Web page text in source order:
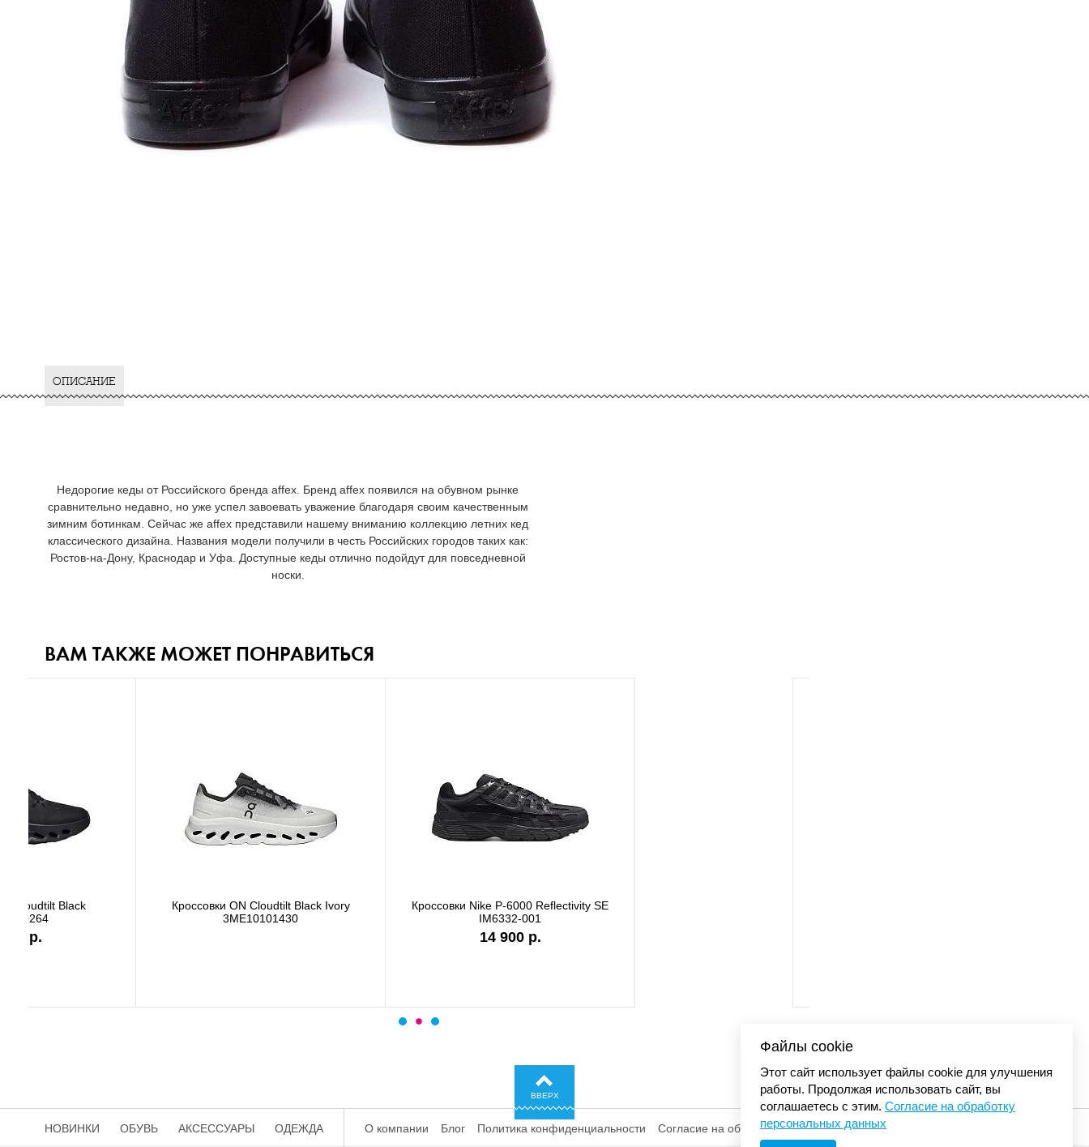
ОПИСАНИЕ
Недорогие кеды от Российского бренда affex. Бренд affex появился на обувном рынке
сравнительно недавно, но уже успел завоевать уважение благодаря своим качественным
зимним ботинкам. Сейчас же affex представили нашему вниманию коллекцию летних кед
классического дизайна. Названия модели получили в честь Российских городов таких как:
Ростов-на-Дону, Краснодар и Уфа. Доступные кеды отлично подойдут для повседневной
носки.
ВАМ ТАКЖЕ МОЖЕТ ПОНРАВИТЬСЯ
Кроссовки New Balance M2002RST Кроссовки Nike Shox TL IQ0299-010 Кроссовки Nike P-6000 CD6404-030
ВВЕРХ
© «Элемент». 2013-2026 Все права защищены.
НОВИНКИ ОБУВЬ АКСЕССУАРЫ ОДЕЖДА О компании Блог Политика конфиденциальности Согласие на обработку
Файлы cookie
Этот сайт использует файлы cookie для улучшения
работы. Продолжая использовать сайт, вы
соглашаетесь с этим. Согласие на обработку
персональных данных